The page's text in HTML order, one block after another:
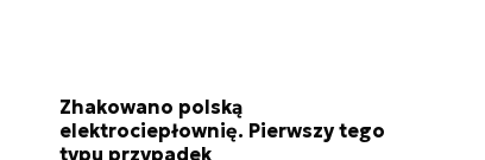
Zhakowano polską
elektrociepłownię. Pierwszy tego
typu przypadek